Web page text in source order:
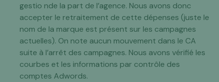
gestio nde la part de l’agence. Nous avons donc
accepter le retraitement de cette dépenses (juste le
nom de la marque est présent sur les campagnes
actuelles). On note aucun mouvement dans le CA
suite à l’arrêt des campagnes. Nous avons vérifié les
courbes et les informations par contrôle des
comptes Adwords.